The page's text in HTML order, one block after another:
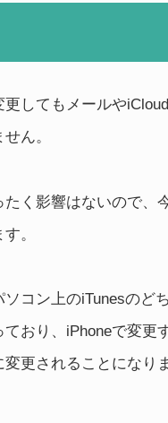
更してもメールや
ん。
たく影響はないので、
。
コン上のiTunesのど
おり、iPhoneで変更
更されることになり